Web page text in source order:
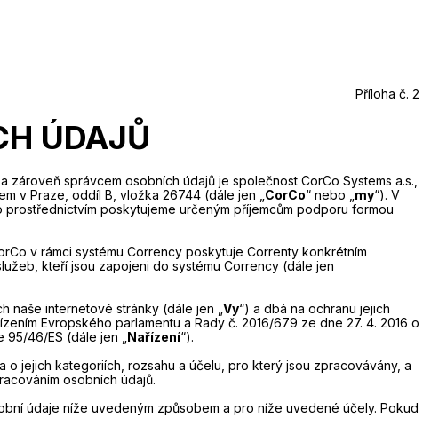
Příloha č. 2
ÚDAJŮ
a zároveň správcem osobních údajů je společnost CorCo Systems a.s.,
v Praze, oddíl B, vložka 26744 (dále jen „ CorCo“ nebo „ my“). V
poskytujeme určeným příjemcům podporu formou
v rámci systému Corrency poskytuje Correnty konkrétním
kteří jsou zapojeni do systému Corrency (dále jen
internetové stránky (dále jen „ Vy“) a dbá na ochranu jejich
Evropského parlamentu a Rady č. 2016/679 ze dne 27. 4. 2016 o
46/ES (dále jen „ Nařízení“).
o jejich kategoriích, rozsahu a účelu, pro který jsou zpracovávány, a
osobních údajů.
údaje níže uvedeným způsobem a pro níže uvedené účely. Pokud